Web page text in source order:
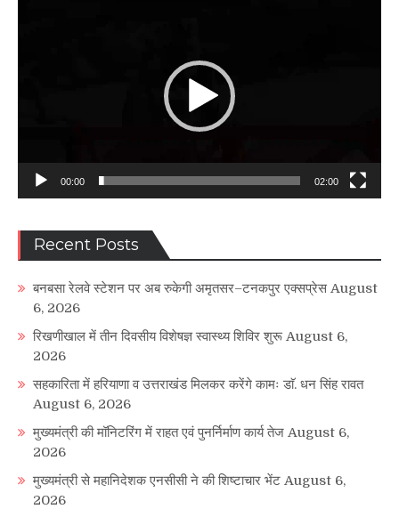
00:00 02:00
Recent Posts
बनबसा रेलवे स्टेशन पर अब रुकेगी अमृतसर–टनकपुर एक्सप्रेस August
6, 2026
रिखणीखाल में तीन दिवसीय विशेषज्ञ स्वास्थ्य शिविर शुरू August 6,
2026
सहकारिता में हरियाणा व उत्तराखंड मिलकर करेंगे कामः डाॅ. धन सिंह रावत
August 6, 2026
मुख्यमंत्री की मॉनिटरिंग में राहत एवं पुनर्निर्माण कार्य तेज August 6,
2026
मुख्यमंत्री से महानिदेशक एनसीसी ने की शिष्टाचार भेंट August 6,
2026